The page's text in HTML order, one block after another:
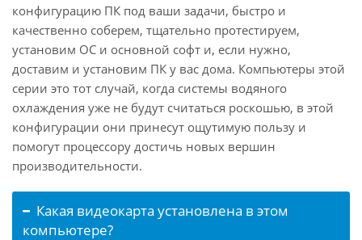
конфигурацию ПК под ваши задачи, быстро и
качественно соберем, тщательно протестируем,
установим ОС и основной софт и, если нужно,
доставим и установим ПК у вас дома. Компьютеры этой
серии это тот случай, когда системы водяного
охлаждения уже не будут считаться роскошью, в этой
конфигурации они принесут ощутимую пользу и
помогут процессору достичь новых вершин
производительности.
Какая видеокарта установлена в этом
компьютере?